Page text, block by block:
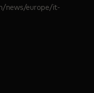
news/europe/it-